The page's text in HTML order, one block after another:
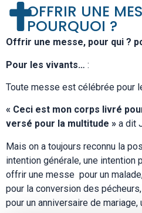
OFFRIR UNE
POURQUOI ?
Offrir une messe, pour qui ?
Pour les vivants… :
Toute messe est célébrée pour
« Ceci est mon corps livré
versé pour la multitude » a dit
Mais on a toujours reconnu la
intention générale, une intention
offrir une messe pour un
pour la conversion des
pour un anniversaire de